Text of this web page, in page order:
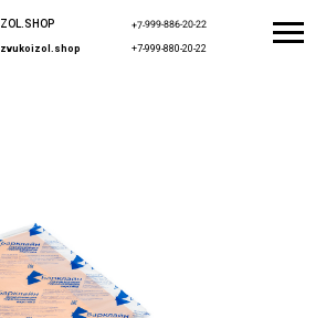
+7-999-880-20-22
+7-999-886-20-22